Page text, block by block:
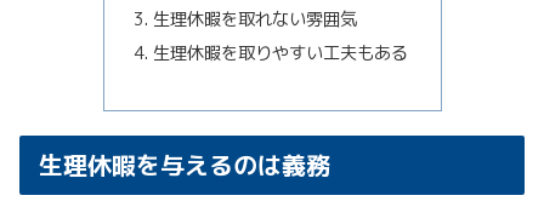
生理休暇を取れない雰囲気
生理休暇を取りやすい工夫もある
生理休暇を与えるのは義務